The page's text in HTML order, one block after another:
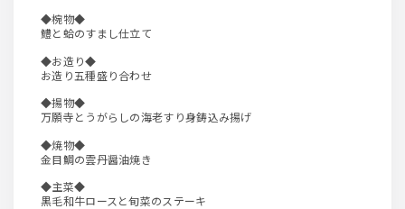
◆椀物◆
鱧と蛤のすまし仕立て
◆お造り◆
お造り五種盛り合わせ
◆揚物◆
万願寺とうがらしの海老すり身鋳込み揚げ
◆焼物◆
金目鯛の雲丹醤油焼き
◆主菜◆
黒毛和牛ロースと旬菜のステーキ